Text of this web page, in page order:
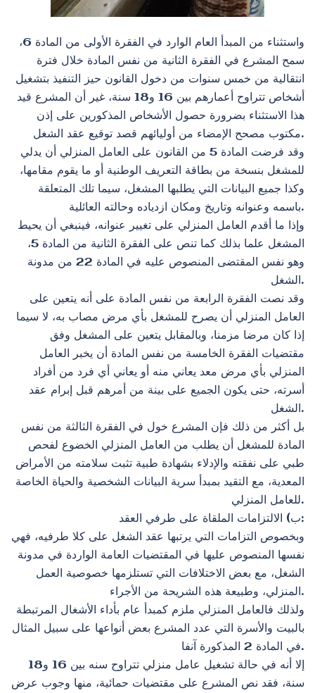
واستثناء من المبدأ العام الوارد في الفقرة الأولى من المادة 6،
سمح المشرع في الفقرة الثانية من نفس المادة خلال فترة
انتقالية من خمس سنوات من دخول القانون حيز التنفيذ بتشغيل
أشخاص تتراوح أعمارهم بين 16 و18 سنة، غير أن المشرع قيد
هذا الاستثناء بضرورة حصول الأشخاص المذكورين على إذن
مكتوب مصحح الإمضاء من أوليائهم قصد توقيع عقد الشغل.
وقد فرضت المادة 5 من القانون على العامل المنزلي أن يدلي
للمشغل بنسخة من بطاقة التعريف الوطنية أو ما يقوم مقامها،
وكذا جميع البيانات التي يطلبها المشغل، سيما تلك المتعلقة
باسمه وعنوانه وتاريخ ومكان ازدياده وحالته العائلية.
وإذا ما أقدم العامل المنزلي على تغيير عنوانه، فينبغي أن يحيط
المشغل علما بذلك كما تنص على الفقرة الثانية من المادة 5،
وهو نفس المقتضى المنصوص عليه في المادة 22 من مدونة
الشغل.
وقد نصت الفقرة الرابعة من نفس المادة على أنه يتعين على
العامل المنزلي أن يصرح للمشغل بأي مرض مصاب به، لا سيما
إذا كان مرضا مزمنا، وبالمقابل يتعين على المشغل وفق
مقتضيات الفقرة الخامسة من نفس المادة أن يخبر العامل
المنزلي بأي مرض معد يعاني منه أو يعاني أي فرد من أفراد
أسرته، حتى يكون الجميع على بينة من أمرهم قبل إبرام عقد
الشغل.
بل أكثر من ذلك فإن المشرع خول في الفقرة الثالثة من نفس
المادة للمشغل أن يطلب من العامل المنزلي الخضوع لفحص
طبي على نفقته والإدلاء بشهادة طبية تثبت سلامته من الأمراض
المعدية، مع التقيد بمبدأ سرية البيانات الشخصية والحياة الخاصة
للعامل المنزلي.
ب‌) الالتزامات الملقاة على طرفي العقد:
وبخصوص التزامات التي يرتبها عقد الشغل على كلا طرفيه، فهي
نفسها المنصوص عليها في المقتضيات العامة الواردة في مدونة
الشغل، مع بعض الاختلافات التي تستلزمها خصوصية العمل
المنزلي، وطبيعة هذه الشريحة من الأجراء.
ولذلك فالعامل المنزلي ملزم كمبدأ عام بأداء الأشغال المرتبطة
بالبيت والأسرة التي عدد المشرع بعض أنواعها على سبيل المثال
في المادة 2 المذكورة آنفا.
إلا أنه في حالة تشغيل عامل منزلي تتراوح سنه بين 16 و18
سنة، فقد نص المشرع على مقتضيات حمائية، منها وجوب عرض